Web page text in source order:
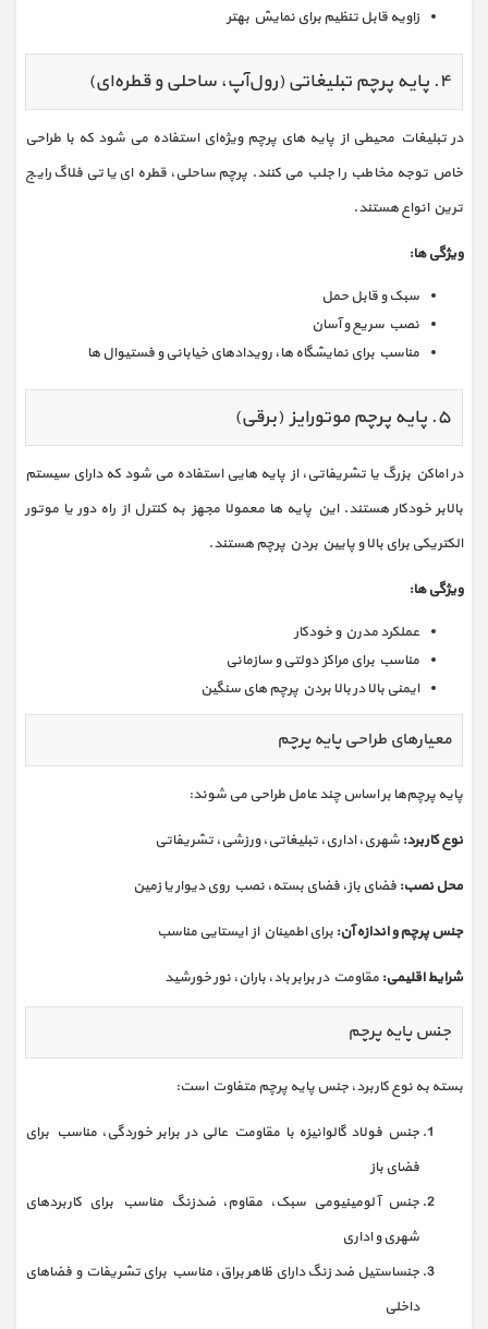
زاویه قابل تنظیم برای نمایش بهتر
۴. پایه پرچم تبلیغاتی (رول‌آپ، ساحلی و قطره‌ای)
در تبلیغات محیطی از پایه‌ های پرچم ویژه‌ای استفاده می‌ شود که با طراحی
خاص توجه مخاطب را جلب می‌ کنند. پرچم ساحلی، قطره‌ ای یا تی‌ فلاگ رایج‌
ترین انواع هستند.
ویژگی‌ ها:
سبک و قابل حمل
نصب سریع و آسان
مناسب برای نمایشگاه‌ ها، رویدادهای خیابانی و فستیوال‌ ها
۵. پایه پرچم موتورایز (برقی)
در اماکن بزرگ یا تشریفاتی، از پایه‌ هایی استفاده می‌ شود که دارای سیستم
بالابر خودکار هستند. این پایه‌ ها معمولا مجهز به کنترل از راه دور یا موتور
الکتریکی برای بالا و پایین بردن پرچم هستند.
ویژگی‌ ها:
عملکرد مدرن و خودکار
مناسب برای مراکز دولتی و سازمانی
ایمنی بالا در بالا بردن پرچم‌ های سنگین
معیارهای طراحی پایه پرچم
پایه پرچم‌ها بر اساس چند عامل طراحی می‌ شوند:
نوع کاربرد: شهری، اداری، تبلیغاتی، ورزشی، تشریفاتی
محل نصب: فضای باز، فضای بسته، نصب روی دیوار یا زمین
جنس پرچم و اندازه آن: برای اطمینان از ایستایی مناسب
شرایط اقلیمی: مقاومت در برابر باد، باران، نور خورشید
جنس پایه پرچم
بسته به نوع کاربرد، جنس پایه پرچم متفاوت است:
جنس فولاد گالوانیزه با مقاومت عالی در برابر خوردگی، مناسب برای
فضای باز
جنس آلومینیومی سبک، مقاوم، ضدزنگ مناسب برای کاربردهای
شهری و اداری
جنساستیل ضد زنگ دارای ظاهر براق، مناسب برای تشریفات و فضاهای
داخلی